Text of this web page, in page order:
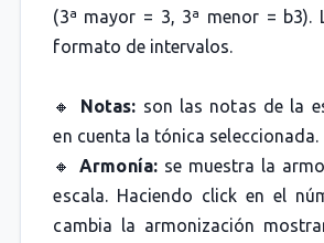
(3ª mayor = 3, 3ª menor = b3).
formato de intervalos.
🔸 Notas: son las notas de la
en cuenta la tónica seleccionada.
🔸Armonía:se muestra la
escala. Haciendo click en el
cambia la armonización